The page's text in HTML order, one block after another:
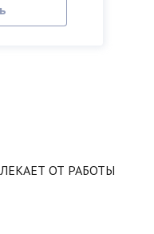
ОТ РАБОТЫ